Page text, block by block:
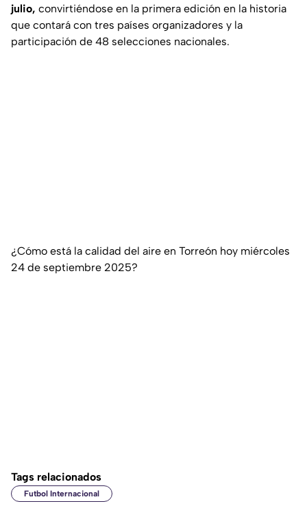
julio, convirtiéndose en la primera edición en la historia
que contará con tres países organizadores y la
participación de 48 selecciones nacionales.
¿Cómo está la calidad del aire en Torreón hoy miércoles
24 de septiembre 2025?
Tags relacionados
Futbol Internacional